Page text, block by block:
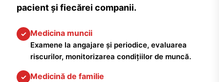
pacient și fiecărei companii.
✓ Medicina muncii
Examene la angajare și periodice, evaluarea
riscurilor, monitorizarea condițiilor de muncă.
✓ Medicină de familie